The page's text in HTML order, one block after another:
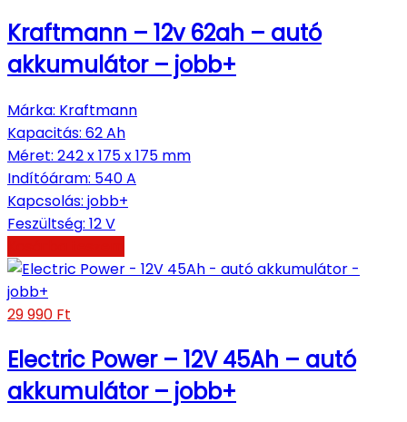
Kraftmann – 12v 62ah – autó
akkumulátor – jobb+
Márka: Kraftmann
Kapacitás: 62 Ah
Méret: 242 x 175 x 175 mm
Indítóáram: 540 A
Kapcsolás: jobb+
Feszültség: 12 V
29 990 Ft
Electric Power – 12V 45Ah – autó
akkumulátor – jobb+